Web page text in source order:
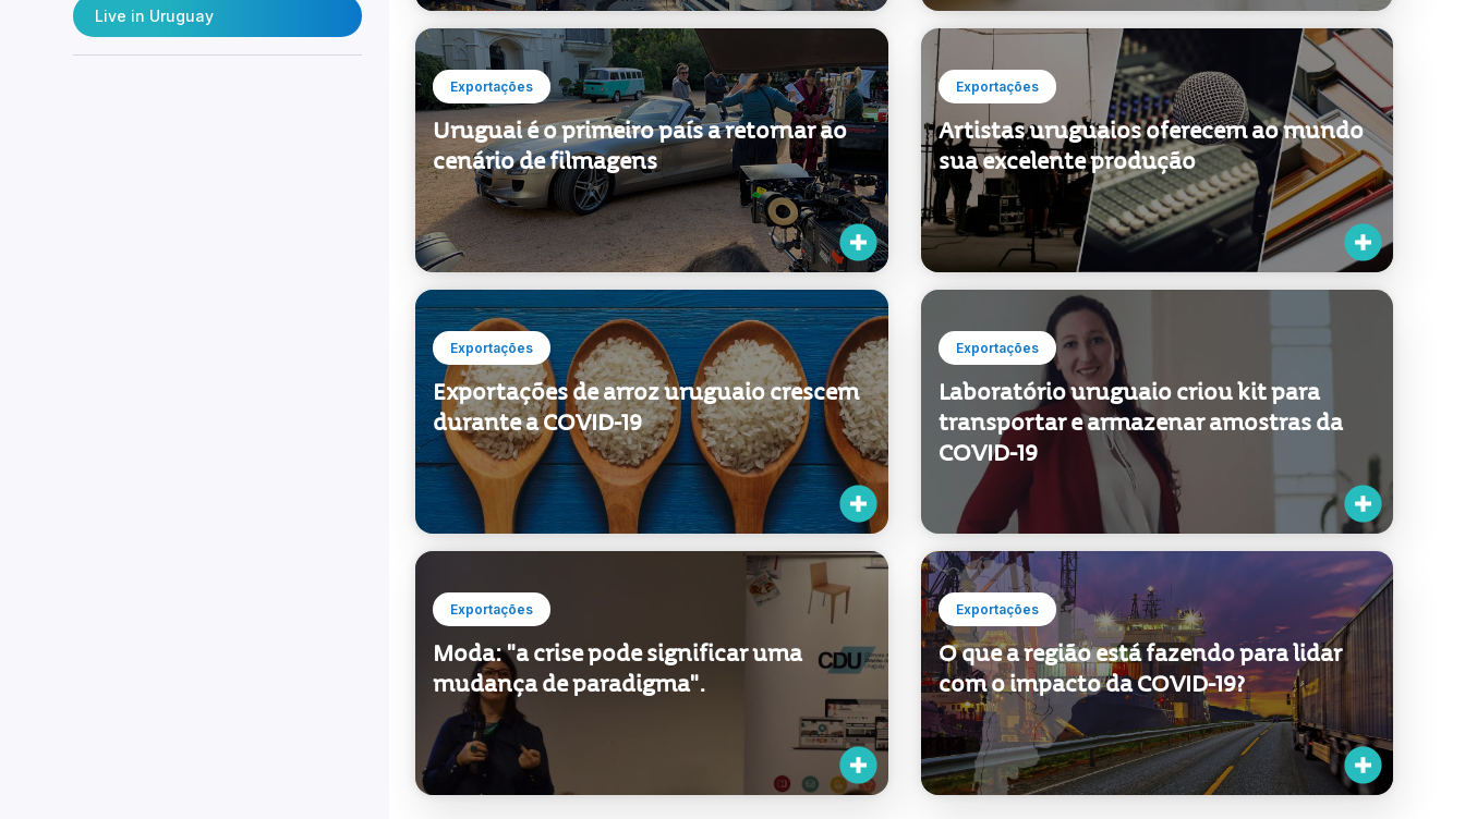
Live in Uruguay
Exportações
Uruguai é o primeiro país a retornar ao
cenário de filmagens
Exportações
Artistas uruguaios oferecem ao mundo
sua excelente produção
Exportações
Exportações de arroz uruguaio crescem
durante a COVID-19
Exportações
Laboratório uruguaio criou kit para
transportar e armazenar amostras da
COVID-19
Exportações
Moda: "a crise pode significar uma
mudança de paradigma".
Exportações
O que a região está fazendo para lidar
com o impacto da COVID-19?